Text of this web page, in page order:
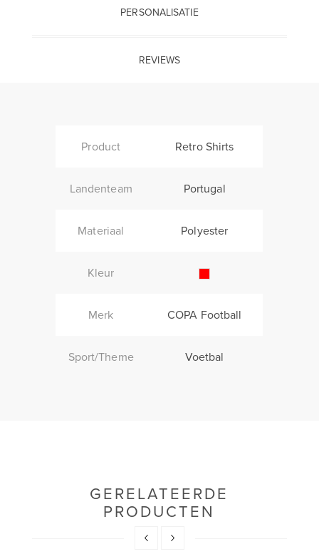
PERSONALISATIE
REVIEWS
Product Retro Shirts
Landenteam Portugal
Materiaal Polyester
Kleur
Merk COPA Football
Sport/Theme Voetbal
GERELATEERDE
PRODUCTEN